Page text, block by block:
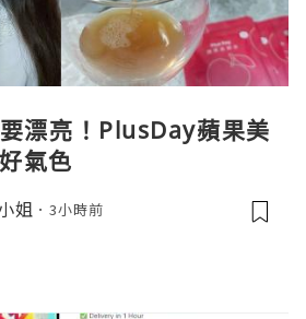
漂亮！PlusDay蘋果美
氣色
姐 3小時前